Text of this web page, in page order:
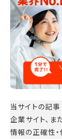
当サイトの記
企業サイト、ま
情報の正確性